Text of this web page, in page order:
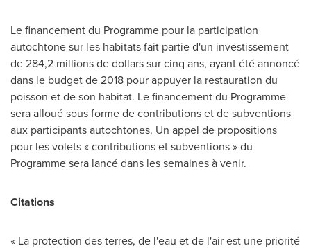
Le financement du Programme pour la participation
autochtone sur les habitats fait partie d'un investissement
de 284,2 millions de dollars sur cinq ans, ayant été annoncé
dans le budget de 2018 pour appuyer la restauration du
poisson et de son habitat. Le financement du Programme
sera alloué sous forme de contributions et de subventions
aux participants autochtones. Un appel de propositions
pour les volets « contributions et subventions » du
Programme sera lancé dans les semaines à venir.
Citations
« La protection des terres, de l'eau et de l'air est une priorité